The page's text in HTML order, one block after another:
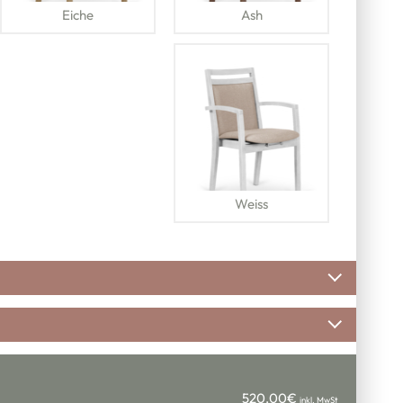
Eiche Ash
Weiss
wählen Sie bitte zuerst eine
für noch mehr Sitzkomfort.
520.00€ inkl. MwSt